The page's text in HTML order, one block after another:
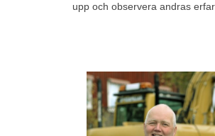
upp och observera andras